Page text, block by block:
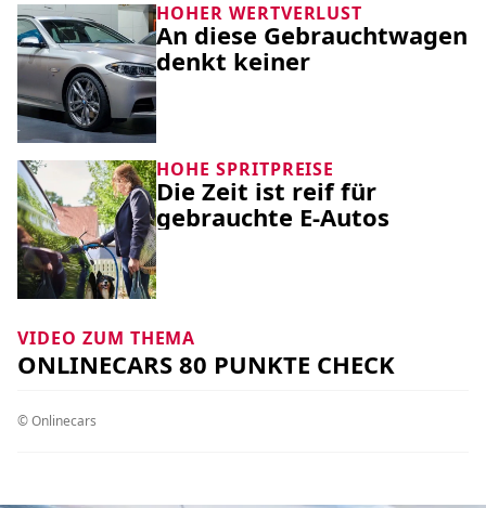
HOHER WERTVERLUST
An diese Gebrauchtwagen
denkt keiner
HOHE SPRITPREISE
Die Zeit ist reif für
gebrauchte E-Autos
VIDEO ZUM THEMA
ONLINECARS 80 PUNKTE CHECK
© Onlinecars